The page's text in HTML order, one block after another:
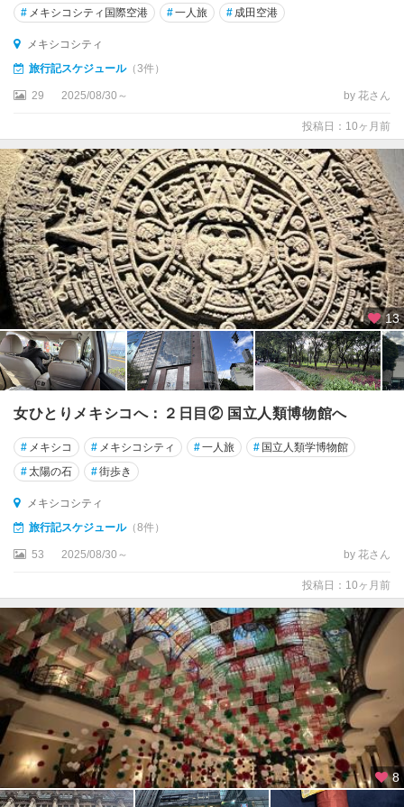
# メキシコシティ国際空港 #一人旅 # 成田空港
メキシコシティ
旅行記スケジュール（3件）
29 2025/08/30～ by 花さん
投稿日：10ヶ月前
13
女ひとりメキシコへ：２日目② 国立人類博物館へ
# メキシコ # メキシコシティ #一人旅 # 国立人類学博物館
#太陽の石 #街歩き
メキシコシティ
旅行記スケジュール（8件）
53 2025/08/30～ by 花さん
投稿日：10ヶ月前
8